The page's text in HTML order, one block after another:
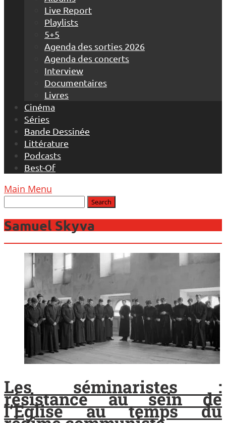
Live Report
Playlists
5+5
Agenda des sorties 2026
Agenda des concerts
Interview
Documentaires
Livres
Cinéma
Séries
Bande Dessinée
Littérature
Podcasts
Best-Of
Main Menu
Samuel Skyva
Les séminaristes :
résistance au sein de
l’Eglise au temps du